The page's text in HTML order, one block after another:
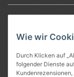
Wie wir
Durch Klicken auf
folgender Dienste
Gesetzliche